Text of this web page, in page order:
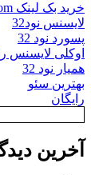
خرید بک لینک behtarinbacklink.com
لایسنس نود32
پسورد نود 32
اوکلی لایسنس
همیار نود 32
بهترین سئو
رایگان
آخرین